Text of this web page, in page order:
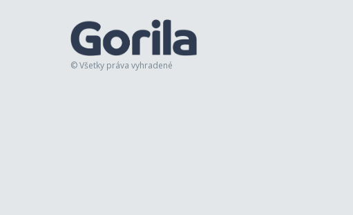
© Všetky práva vyhradené